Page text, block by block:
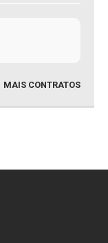
MAIS CONTRATOS